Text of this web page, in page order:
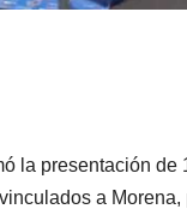
la presentación
a